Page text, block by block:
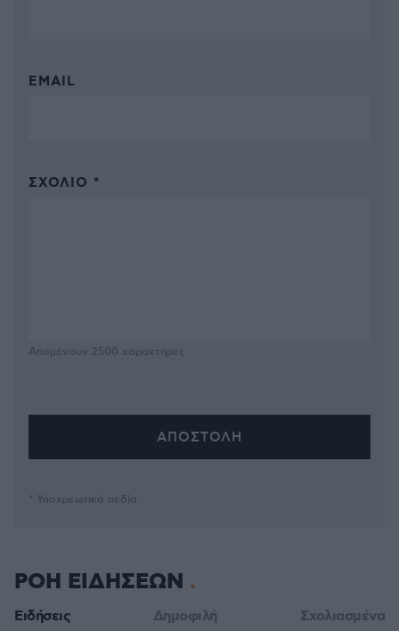
EMAIL
ΣΧΌΛΙΟ *
Απομένουν 2500 χαρακτήρες
* Υποχρεωτικά πεδία
ΡΟΗ ΕΙΔΗΣΕΩΝ
Ειδήσεις Δημοφιλή Σχολιασμένα